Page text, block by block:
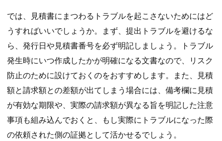
では、見積書にまつわるトラブルを起こさないためにはど
うすればいいでしょうか。まず、提出トラブルを避けるな
ら、発行日や見積書番号を必ず明記しましょう。トラブル
発生時にいつ作成したかが明確になる文書なので、リスク
防止のために設けておくのをおすすめします。また、見積
額と請求額との差額が出てしまう場合には、備考欄に見積
が有効な期限や、実際の請求額が異なる旨を明記した注意
事項も組み込んでおくと、もし実際にトラブルになった際
の依頼された側の証拠として活かせるでしょう。